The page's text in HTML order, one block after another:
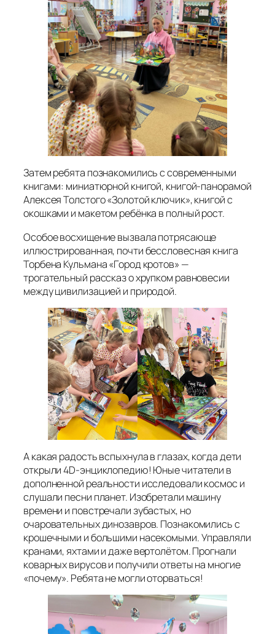
Затем ребята познакомились с современными
книгами: миниатюрной книгой, книгой-панорамой
Алексея Толстого «Золотой ключик», книгой с
окошками и макетом ребёнка в полный рост.
Особое восхищение вызвала потрясающе
иллюстрированная, почти бессловесная книга
Торбена Кульмана «Город кротов» —
трогательный рассказ о хрупком равновесии
между цивилизацией и природой.
А какая радость вспыхнула в глазах, когда дети
открыли 4D-энциклопедию! Юные читатели в
дополненной реальности исследовали космос и
слушали песни планет. Изобретали машину
времени и повстречали зубастых, но
очаровательных динозавров. Познакомились с
крошечными и большими насекомыми. Управляли
кранами, яхтами и даже вертолётом. Прогнали
коварных вирусов и получили ответы на многие
«почему». Ребята не могли оторваться!